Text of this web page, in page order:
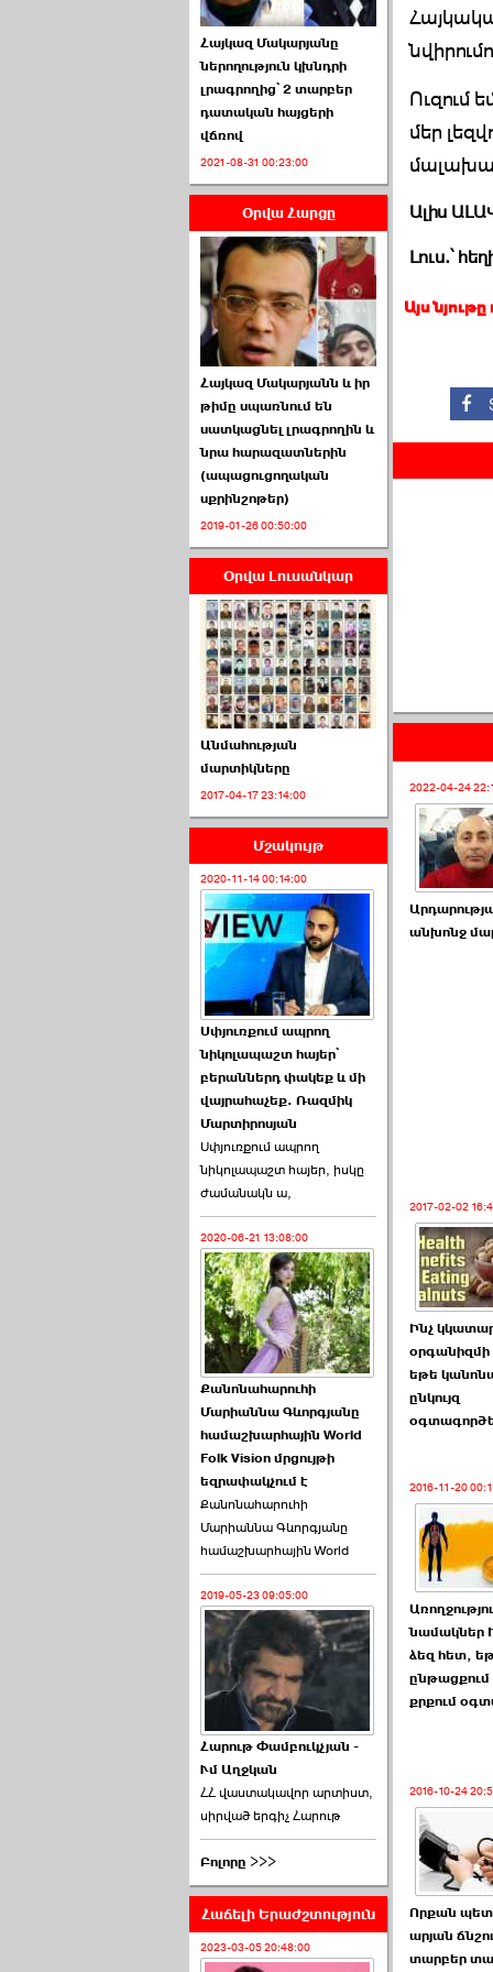
ՏԵՍԱՆՅՈՒԹ․ Ի՞նչ
իրավիճակ է այս ›››
2026-07-04 10:40:00
Սահմանադրական
դատարանը մերժեց ›››
2026-07-02 00:39:00
ՈՒՂԻՂ․ ԱԺ-ն
Կառավարության ›››
2026-07-01 00:52:00
ՍԴ-ն հուլիսի 1-ին
կհեռանա ›››
2026-07-01 00:08:00
Աննա Վարդապետյանն
ուղերձ է հղել ›››
2026-06-25 23:21:00
Պաշտոնակռիվը սկսված
է. «Հրապարակ» ›››
2026-06-25 17:13:00
ԱԺ նախագահի
թեկնածու է ընտրվել
Ռուբեն Ռուբինյանը ›››
2026-06-23 21:28:00
«Ժողովուրդ»-ը
հերթական ›››
2026-06-21 23:00:00
armlur.ՔՊ-ի ներսում
սպասում են ›››
Հայկազ Մակարյանը
ներողություն կխնդրի
լրագրողից՝ 2 տարբեր
դատական հայցերի
վճռով
2021-08-31 00:23:00
Օրվա Հարցը
Հայկազ Մակարյանն և իր
թիմը սպառնում են
սատկացնել լրագրողին և
նրա հարազատներին
(ապացուցողական
սքրինշոթեր)
2019-01-26 00:50:00
Օրվա Լուսանկար
Անմահության
մարտիկները
2017-04-17 23:14:00
Մշակույթ
2020-11-14 00:14:00
Սփյուռքում ապրող
նիկոլապաշտ հայեր՝
բերաններդ փակեք և մի
վայրահաչեք. Ռազմիկ
Մարտիրոսյան
Սփյուռքում ապրող
նիկոլապաշտ հայեր, իսկը
ժամանակն ա,
2020-06-21 13:08:00
Քանոնահարուհի
Մարիաննա Գևորգյանը
համաշխարհային World
Folk Vision մրցույթի
եզրափակչում է
Քանոնահարուհի
Մարիաննա Գևորգյանը
համաշխարհային World
2019-05-23 09:05:00
Հարութ Փամբուկչյան -
Ւմ Աղջկան
ՀՀ վաստակավոր արտիստ,
սիրված երգիչ Հարութ
Բոլորը >>>
Հաճելի Երաժշտություն
2023-03-05 20:48:00
Ուզում
մեր
Ալիս
Լուս.՝
Այս
2022-04-24
անխոնջ
2017-02-02
Ինչ
եթե
ընկույզ
2016-11-20
նամակներ
ձեզ հետ,
ընթացքում
քրքում
2016-10-24
Որքան
արյան
տարբեր